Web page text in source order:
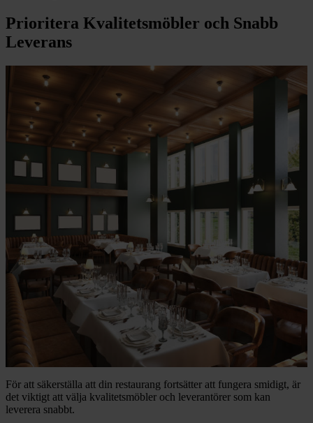
Prioritera Kvalitetsmöbler och Snabb
Leverans
För att säkerställa att din restaurang fortsätter att fungera smidigt, är
det viktigt att välja kvalitetsmöbler och leverantörer som kan
leverera snabbt.